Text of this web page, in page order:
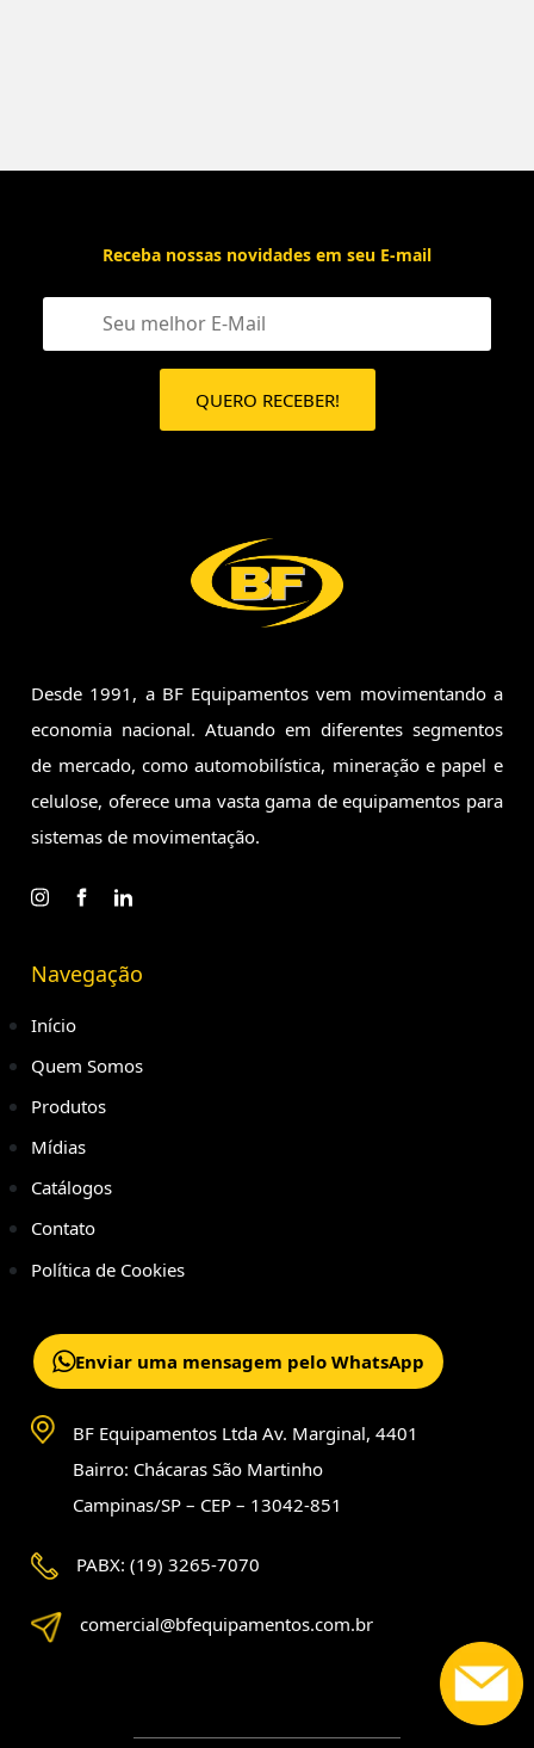
Receba nossas novidades em seu E-mail
Desde 1991, a BF Equipamentos vem movimentando a
economia nacional. Atuando em diferentes segmentos
de mercado, comoautomobilística, mineração e papel e
celulose, oferece uma vastagama de equipamentos para
sistemas de movimentação.
Navegação
Início
Quem Somos
Produtos
Mídias
Catálogos
Contato
Política de Cookies
Enviar uma mensagem pelo WhatsApp
BF Equipamentos Ltda Av. Marginal, 4401
Bairro: Chácaras São Martinho
Campinas/SP – CEP – 13042-851
PABX: (19) 3265-7070
comercial@bfequipamentos.com.br